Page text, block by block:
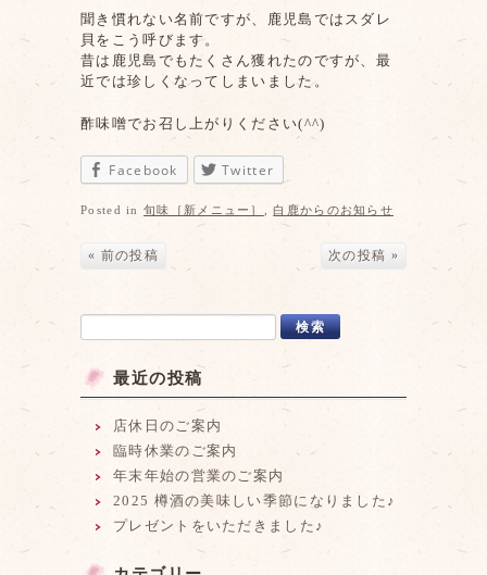
聞き慣れない名前ですが、鹿児島ではスダレ
貝をこう呼びます。
昔は鹿児島でもたくさん獲れたのですが、最
近では珍しくなってしまいました。
酢味噌でお召し上がりください(^^)
Facebook Twitter
Posted in 旬味［新メニュー］ ,白鹿からのお知らせ
« 前の投稿 次の投稿 »
最近の投稿
店休日のご案内
臨時休業のご案内
年末年始の営業のご案内
2025 樽酒の美味しい季節になりました♪
プレゼントをいただきました♪